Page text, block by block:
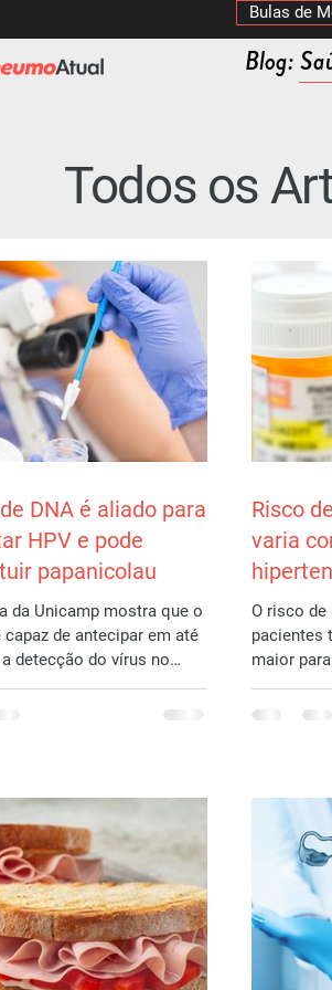
Bulas de
Blog:
Todos os
DNA é aliado para
HPV e pode
papanicolau
da Unicamp mostra que o
capaz de antecipar em até
tecnologia deve ser...
Risco
varia
O risco de
pacientes
maior
e...